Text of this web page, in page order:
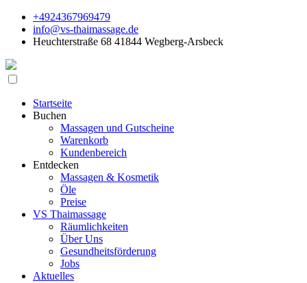
+4924367969479
info@vs-thaimassage.de
Heuchterstraße 68 41844 Wegberg-Arsbeck
Startseite
Buchen
Massagen und Gutscheine
Warenkorb
Kundenbereich
Entdecken
Massagen & Kosmetik
Öle
Preise
VS Thaimassage
Räumlichkeiten
Über Uns
Gesundheitsförderung
Jobs
Aktuelles